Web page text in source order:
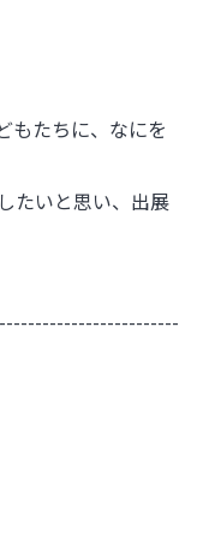
もたちに、なにを
いと思い、出展